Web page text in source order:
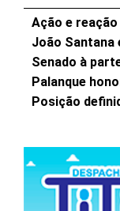
Ação e reação
João Santana
Senado à
Palanque
Posição